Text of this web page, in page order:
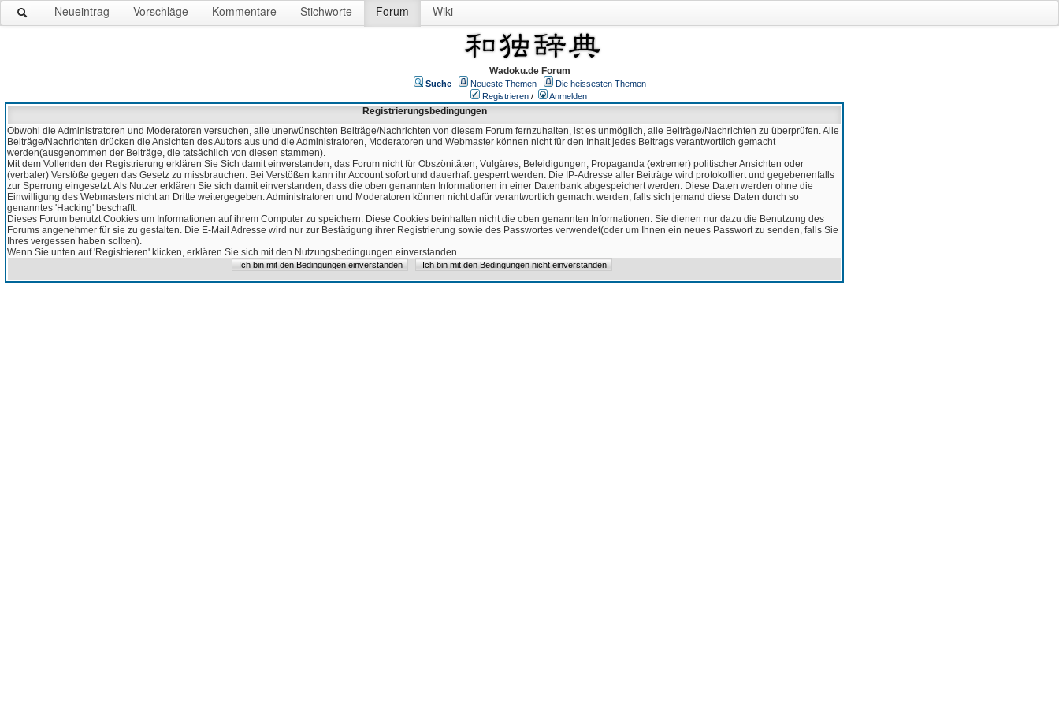
Neueintrag Vorschläge Kommentare Stichworte Forum Wiki
Wadoku.de Forum
Suche Neueste Themen
Die heissesten Themen
Registrieren / Anmelden
Registrierungsbedingungen
Obwohl die Administratoren und Moderatoren versuchen, alle unerwünschten Beiträge/Nachrichten von diesem Forum fernzuhalten, ist es unmöglich, alle Beiträge/Nachrichten zu überprüfen. Alle
Beiträge/Nachrichten drücken die Ansichten des Autors aus und die Administratoren, Moderatoren und Webmaster können nicht für den Inhalt jedes Beitrags verantwortlich gemacht
werden(ausgenommen der Beiträge, die tatsächlich von diesen stammen).
Mit dem Vollenden der Registrierung erklären Sie Sich damit einverstanden, das Forum nicht für Obszönitäten, Vulgäres, Beleidigungen, Propaganda (extremer) politischer Ansichten oder
(verbaler) Verstöße gegen das Gesetz zu missbrauchen. Bei Verstößen kann ihr Account sofort und dauerhaft gesperrt werden. Die IP-Adresse aller Beiträge wird protokolliert und gegebenenfalls
zur Sperrung eingesetzt. Als Nutzer erklären Sie sich damit einverstanden, dass die oben genannten Informationen in einer Datenbank abgespeichert werden. Diese Daten werden ohne die
Einwilligung des Webmasters nicht an Dritte weitergegeben. Administratoren und Moderatoren können nicht dafür verantwortlich gemacht werden, falls sich jemand diese Daten durch so
genanntes 'Hacking' beschafft.
Dieses Forum benutzt Cookies um Informationen auf ihrem Computer zu speichern. Diese Cookies beinhalten nicht die oben genannten Informationen. Sie dienen nur dazu die Benutzung des
Forums angenehmer für sie zu gestalten. Die E-Mail Adresse wird nur zur Bestätigung ihrer Registrierung sowie des Passwortes verwendet(oder um Ihnen ein neues Passwort zu senden, falls Sie
Ihres vergessen haben sollten).
Wenn Sie unten auf 'Registrieren' klicken, erklären Sie sich mit den Nutzungsbedingungen einverstanden.